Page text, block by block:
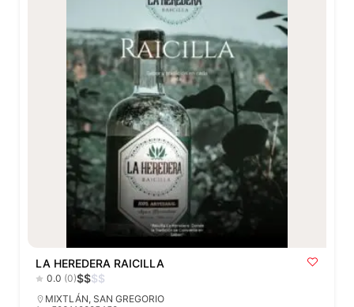
LA HEREDERA RAICILLA
0.0 (0)$$$$
MIXTLÁN, SAN GREGORIO